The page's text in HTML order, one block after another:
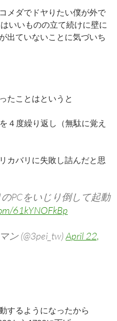
メダでドヤりたい僕が外で
いいものの立て続けに壁に
出ていないことに気づいち
たことはというと
４度繰り返し（無駄に覚え
カバリに失敗し詰んだと思
PCをいじり倒して起動
61kYNOFkBp
(@3pei_tw) April 22,
するようになったから